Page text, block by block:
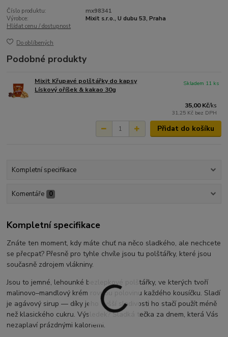
Číslo produktu:
mx98341
Výrobce:
Mixit s.r.o., U dubu 53, Praha
Hlídat cenu / dostupnost
Do oblíbených
Podobné produkty
Mixit Křupavé polštářky do kapsy
Lískový oříšek & kakao 30g
35,00 Kč/ks
31,25 Kč bez DPH
Skladem 11 ks
Přidat do košíku
Kompletní specifikace
Komentáře 0
Kompletní specifikace
Znáte ten moment, kdy máte chuť na něco sladkého, ale nechcete
se přecpat? Přesně pro tyhle chvíle jsou tu polštářky, které jsou
současně zdrojem vlákniny.
Jsou to jemné, lehounké bezlepkové polštářky, ve kterých tvoří
malinovo–mandlový krém rovnou polovinu každého kousíčku. Sladí
je agávový sirup — díky jeho vyšší sladivosti ho stačí použít méně
než klasického cukru. Výsledek? Sladká tečka za dnem, která Vás
nezaplaví prázdnými kaloriemi.